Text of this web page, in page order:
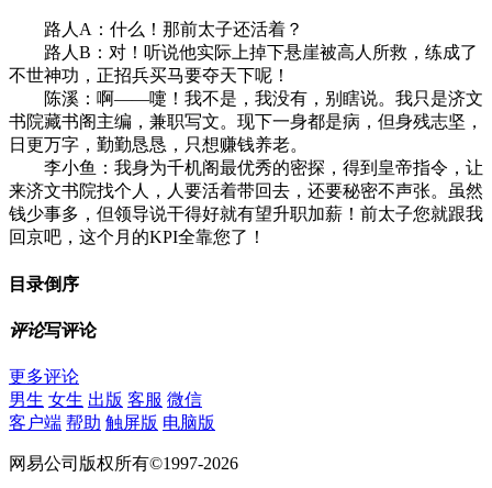
路人A：什么！那前太子还活着？
路人B：对！听说他实际上掉下悬崖被高人所救，练成了
不世神功，正招兵买马要夺天下呢！
陈溪：啊——嚏！我不是，我没有，别瞎说。我只是济文
书院藏书阁主编，兼职写文。现下一身都是病，但身残志坚，
日更万字，勤勤恳恳，只想赚钱养老。
李小鱼：我身为千机阁最优秀的密探，得到皇帝指令，让
来济文书院找个人，人要活着带回去，还要秘密不声张。虽然
钱少事多，但领导说干得好就有望升职加薪！前太子您就跟我
回京吧，这个月的KPI全靠您了！
目录倒序
评论写评论
更多评论
男生 女生 出版 客服 微信
客户端 帮助 触屏版 电脑版
网易公司版权所有©1997-2026